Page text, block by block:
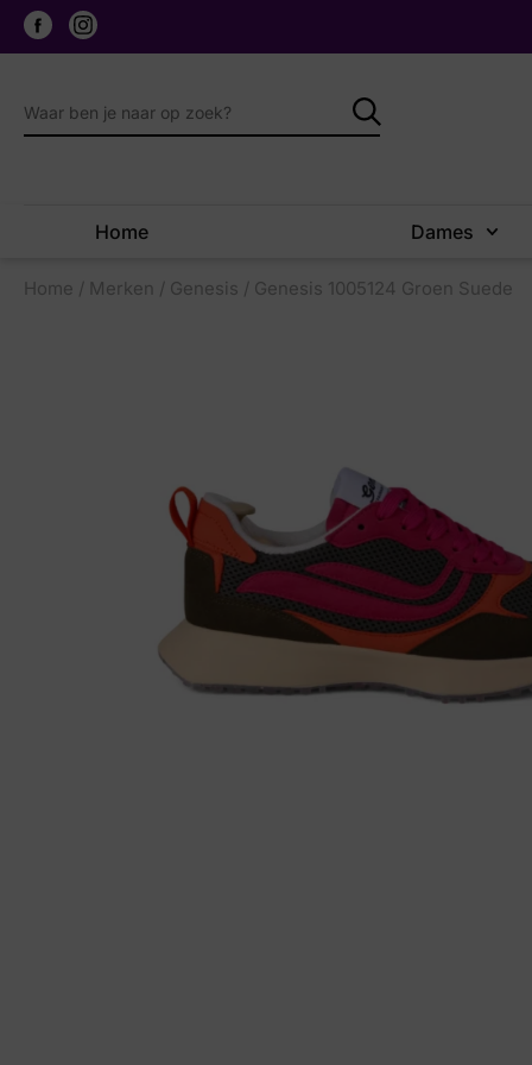
Home Dames
Home / Merken / Genesis / Genesis 1005124 Groen Suede